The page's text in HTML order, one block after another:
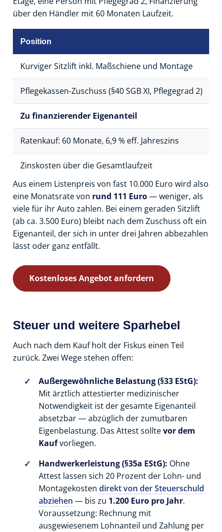
über den Händler mit 60 Monaten Laufzeit.
Position
Kurviger Sitzlift inkl. Maßschiene und Montage
Pflegekassen-Zuschuss (§40 SGB XI, Pflegegrad 2)
Zu finanzierender Eigenanteil
Ratenkauf: 60 Monate, 6,9 % eff. Jahreszins
Zinskosten über die Gesamtlaufzeit
Aus einem Listenpreis von fast 10.000 Euro wird also
eine Monatsrate von rund 111 Euro— weniger, als
viele für ihr Auto zahlen. Bei einem geraden Sitzlift
(ab ca. 3.500 Euro) bleibt nach dem Zuschuss oft ein
Eigenanteil, der sich in unter drei Jahren abbezahlen
lässt oder ganz entfällt.
Kostenloses Angebot anfordern
Steuer und weitere Sparhebel
Auch nach dem Kauf holt der Fiskus einen Teil
zurück. Zwei Wege stehen offen:
Außergewöhnliche Belastung (§33 EStG):
Mit ärztlich attestierter medizinischer
Notwendigkeit ist der gesamte Eigenanteil
absetzbar — abzüglich der zumutbaren
Eigenbelastung. Das Attest solltevor dem
Kaufvorliegen.
Handwerkerleistung (§35a EStG): Ohne
Attest lassen sich 20 Prozent der Lohn- und
Montagekosten direkt von der Steuerschuld
abziehen — bis zu 1.200 Euro pro Jahr.
Voraussetzung: Rechnung mit
ausgewiesenem Lohnanteil und Zahlung per